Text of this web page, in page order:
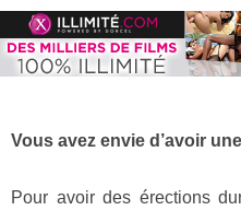
Vous avez envie d’avoir
Pour avoir des érections